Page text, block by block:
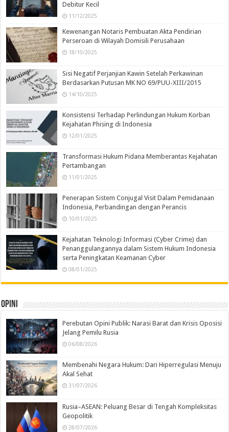
Debitur Kecil
11/12/2025
Kewenangan Notaris Pembuatan Akta Pendirian
Perseroan di Wilayah Domisili Perusahaan
18/10/2025
Sisi Negatif Perjanjian Kawin Setelah Perkawinan
Berdasarkan Putusan MK NO 69/PUU-XIII/2015
14/10/2025
Konsistensi Terhadap Perlindungan Hukum Korban
Kejahatan Phising di Indonesia
12/01/2025
Transformasi Hukum Pidana Memberantas Kejahatan
Pertambangan
11/01/2025
Penerapan Sistem Conjugal Visit Dalam Pemidanaan
Indonesia, Perbandingan dengan Perancis
10/01/2025
Kejahatan Teknologi Informasi (Cyber Crime) dan
Penanggulangannya dalam Sistem Hukum Indonesia
serta Peningkatan Keamanan Cyber
08/01/2025
Opini
Perebutan Opini Publik: Narasi Barat dan Krisis Oposisi
Jelang Pemilu Rusia
06/08/2026
Membenahi Negara Hukum: Dari Hiperregulasi Menuju
Akal Sehat
31/07/2026
Rusia–ASEAN: Peluang Besar di Tengah Kompleksitas
Geopolitik
28/07/2026